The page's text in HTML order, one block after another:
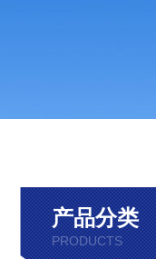
产品分类
PRODUCTS